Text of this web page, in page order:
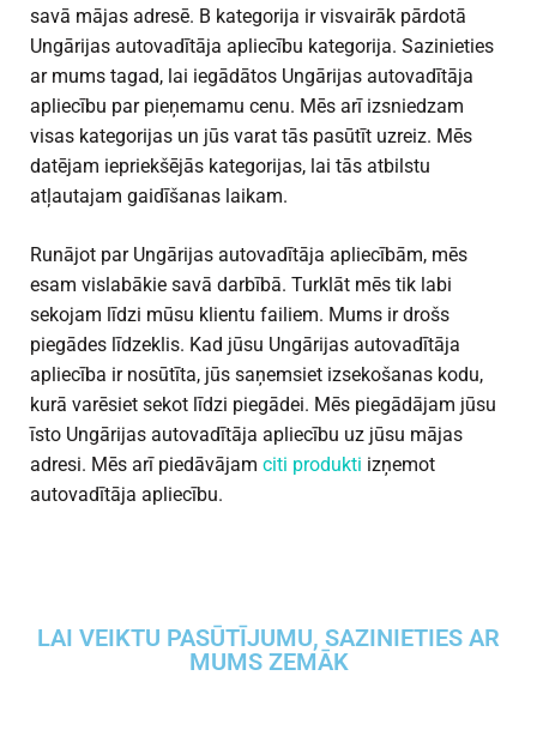
savā mājas adresē. B kategorija ir visvairāk pārdotā
Ungārijas autovadītāja apliecību kategorija. Sazinieties
ar mums tagad, lai iegādātos Ungārijas autovadītāja
apliecību par pieņemamu cenu. Mēs arī izsniedzam
visas kategorijas un jūs varat tās pasūtīt uzreiz. Mēs
datējam iepriekšējās kategorijas, lai tās atbilstu
atļautajam gaidīšanas laikam.
Runājot par Ungārijas autovadītāja apliecībām, mēs
esam vislabākie savā darbībā. Turklāt mēs tik labi
sekojam līdzi mūsu klientu failiem. Mums ir drošs
piegādes līdzeklis. Kad jūsu Ungārijas autovadītāja
apliecība ir nosūtīta, jūs saņemsiet izsekošanas kodu,
kurā varēsiet sekot līdzi piegādei. Mēs piegādājam jūsu
īsto Ungārijas autovadītāja apliecību uz jūsu mājas
adresi. Mēs arī piedāvājam citi produkti izņemot
autovadītāja apliecību.
LAI VEIKTU PASŪTĪJUMU, SAZINIETIES AR
MUMS ZEMĀK